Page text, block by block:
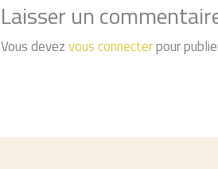
Laisser un
Vous devezvous connecterpour